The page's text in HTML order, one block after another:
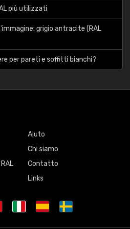
più utilizzati
grigio antracite (RAL
per pareti e soffitti bianchi?
Aiuto
Chi siamo
Contatto
Links